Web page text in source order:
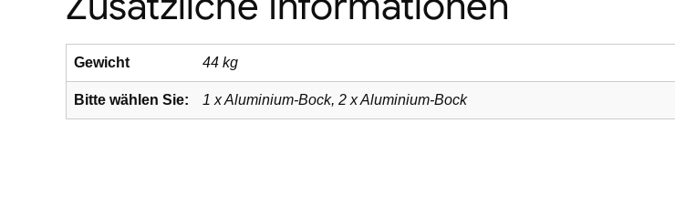
Gewicht 44 kg
Bitte wählen Sie: 1 x Aluminium-Bock, 2 x Aluminium-Bock